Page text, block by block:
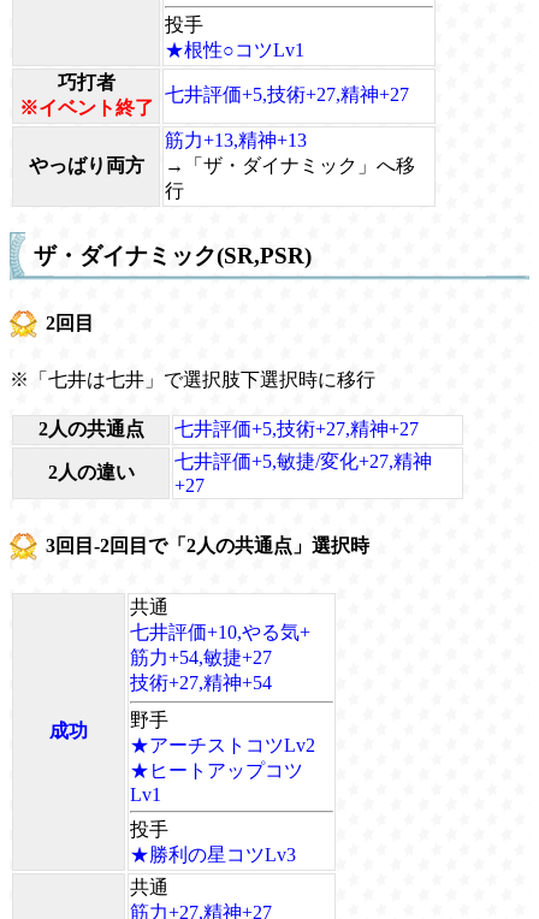
投手
★根性○コツLv1
巧打者
※イベント終了
七井評価+5,技術+27,精神+27
やっばり両方
筋力+13,精神+13
→「ザ・ダイナミック」へ移
行
ザ・ダイナミック(SR,PSR)
2回目
※「七井は七井」で選択肢下選択時に移行
2人の共通点 七井評価+5,技術+27,精神+27
2人の違い
七井評価+5,敏捷/変化+27,精神
+27
3回目-2回目で「2人の共通点」選択時
成功
共通
七井評価+10,やる気+
筋力+54,敏捷+27
技術+27,精神+54
野手
★アーチストコツLv2
★ヒートアップコツ
Lv1
投手
★勝利の星コツLv3
共通
筋力+27,精神+27